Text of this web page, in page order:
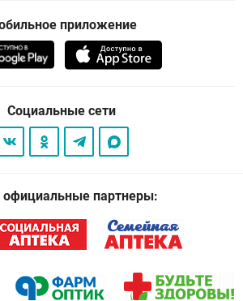
приложение
Социальные сети
партнеры: